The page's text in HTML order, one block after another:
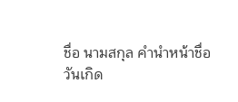
ชื่อ นามสกุล คำนำหน้าชื่อ
วันเกิด